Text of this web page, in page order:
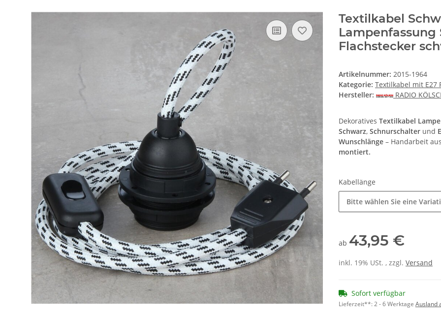
Textilkabel
Flachstecker
Artikelnummer: 2015-1964
Kategorie: Textilkabel mit E27
Hersteller:
RADIO
Dekoratives Textilkabel
Schwarz, Schnurschalter und
Wunschlänge – Handarbeit
montiert.
Kabellänge
Bitte wählen Sie eine
ab 43,95 €
inkl. 19% USt. , zzgl. Versand
Sofort verfügbar
Lieferzeit**:2 - 6 Werktage Ausland